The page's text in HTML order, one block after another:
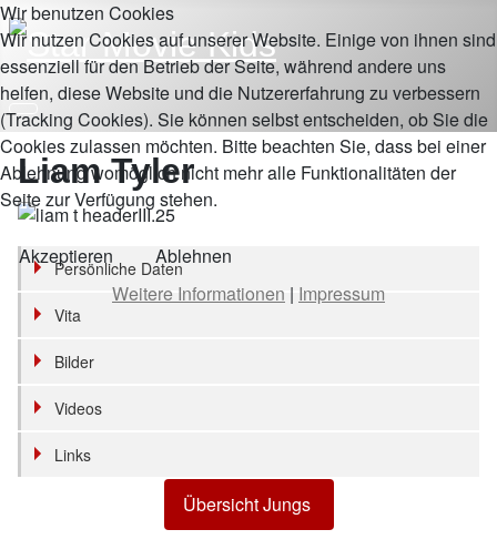
Liam Tyler
Persönliche Daten
Vita
Bilder
Videos
Links
Übersicht Jungs
Wir benutzen Cookies
Wir nutzen Cookies auf unserer Website. Einige von ihnen sind
essenziell für den Betrieb der Seite, während andere uns
helfen, diese Website und die Nutzererfahrung zu verbessern
(Tracking Cookies). Sie können selbst entscheiden, ob Sie die
Cookies zulassen möchten. Bitte beachten Sie, dass bei einer
Ablehnung womöglich nicht mehr alle Funktionalitäten der
Seite zur Verfügung stehen.
Akzeptieren
Ablehnen
Weitere Informationen | Impressum